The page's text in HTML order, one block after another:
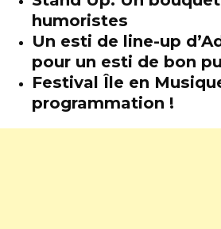
humoristes
Un esti de line-up
pour un esti de bon
Festival Île en
programmation !